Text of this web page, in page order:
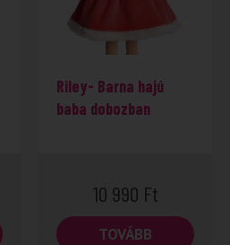
Riley- Barna hajú
baba dobozban
10 990 Ft
TOVÁBB